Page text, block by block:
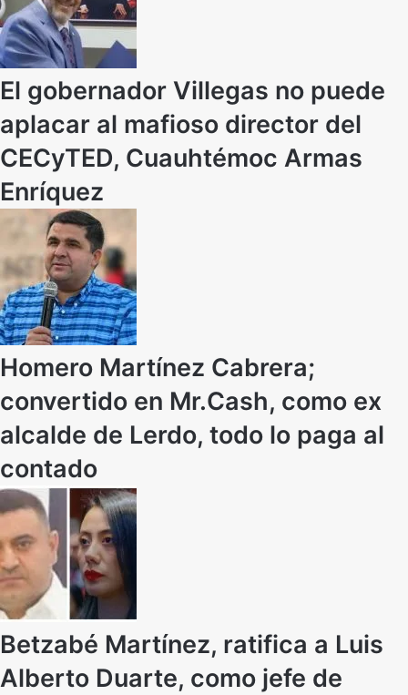
El gobernador Villegas no puede
aplacar al mafioso director del
CECyTED, Cuauhtémoc Armas
Enríquez
Homero Martínez Cabrera;
convertido en Mr.Cash, como ex
alcalde de Lerdo, todo lo paga al
contado
Betzabé Martínez, ratifica a Luis
Alberto Duarte, como jefe de